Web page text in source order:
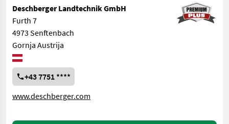
Deschberger Landtechnik GmbH
Furth 7
4973 Senftenbach
Gornja Austrija
+43 7751 ****
www.deschberger.com